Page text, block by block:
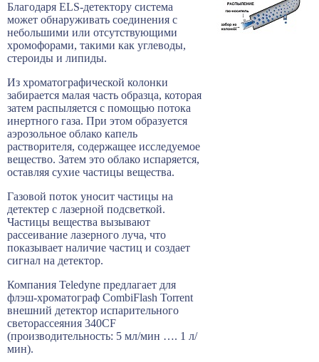
Благодаря ELS-детектору система
может обнаруживать соединения с
небольшими или отсутствующими
хромофорами, такими как углеводы,
стероиды и липиды.
Из хроматографической колонки
забирается малая часть образца, которая
затем распыляется с помощью потока
инертного газа. При этом образуется
аэрозольное облако капель
растворителя, содержащее исследуемое
вещество. Затем это облако испаряется,
оставляя сухие частицы вещества.
Газовой поток уносит частицы на
детектер с лазерной подсветкой.
Частицы вещества вызывают
рассеивание лазерного луча, что
показывает наличие частиц и создает
сигнал на детектор.
Компания Teledyne предлагает для
флэш-хроматограф CombiFlash Torrent
внешний детектор испарительного
светорассеяния 340CF
(производительность: 5 мл/мин …. 1 л/
мин).